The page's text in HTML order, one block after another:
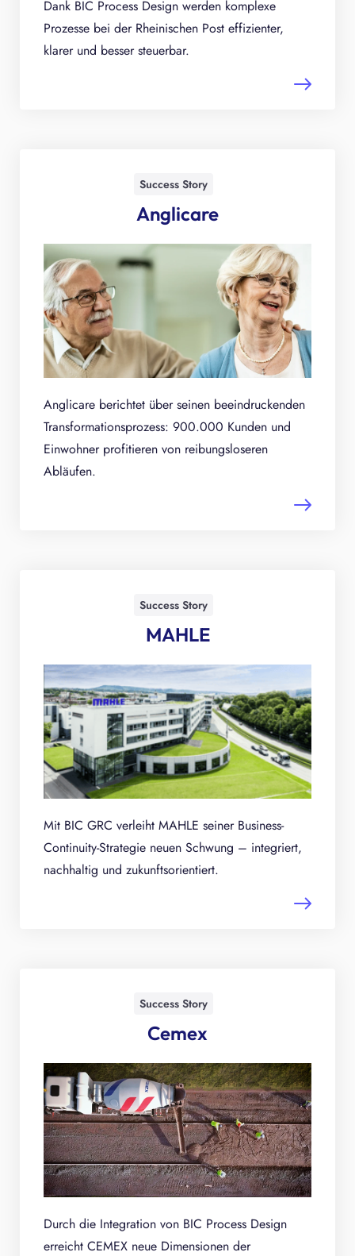
Dank BIC Process Design werden komplexe
Prozesse bei der Rheinischen Post effizienter,
klarer und besser steuerbar.
Success Story
Anglicare
Anglicare berichtet über seinen beeindruckenden
Transformationsprozess: 900.000 Kunden und
Einwohner profitieren von reibungsloseren
Abläufen.
Success Story
MAHLE
Mit BIC GRC verleiht MAHLE seiner Business-
Continuity-Strategie neuen Schwung – integriert,
nachhaltig und zukunftsorientiert.
Success Story
Cemex
Durch die Integration von BIC Process Design
erreicht CEMEX neue Dimensionen der